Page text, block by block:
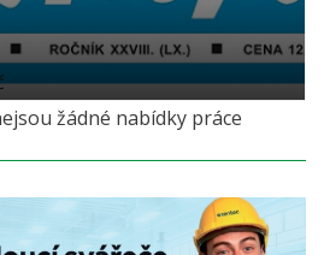
žádné nabídky práce